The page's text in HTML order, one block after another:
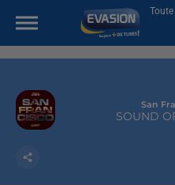
San
SOUND